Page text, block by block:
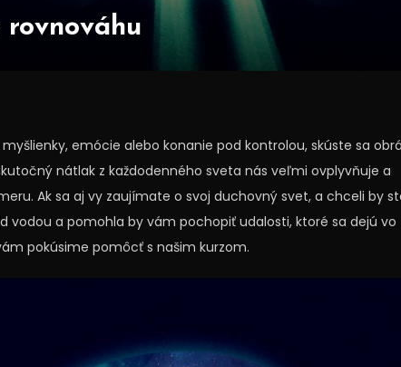
emócie alebo konanie pod kontrolou, skúste sa
nátlak z každodenného sveta nás veľmi ovplyvňuje a
Ak sa aj vy zaujímate o svoj duchovný svet, a chceli by
vodou a pomohla by vám pochopiť udalosti, ktoré sa dejú vo
pokúsime pomôcť s našim kurzom.